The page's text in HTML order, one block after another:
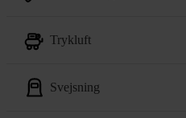
trykluft
svejsning